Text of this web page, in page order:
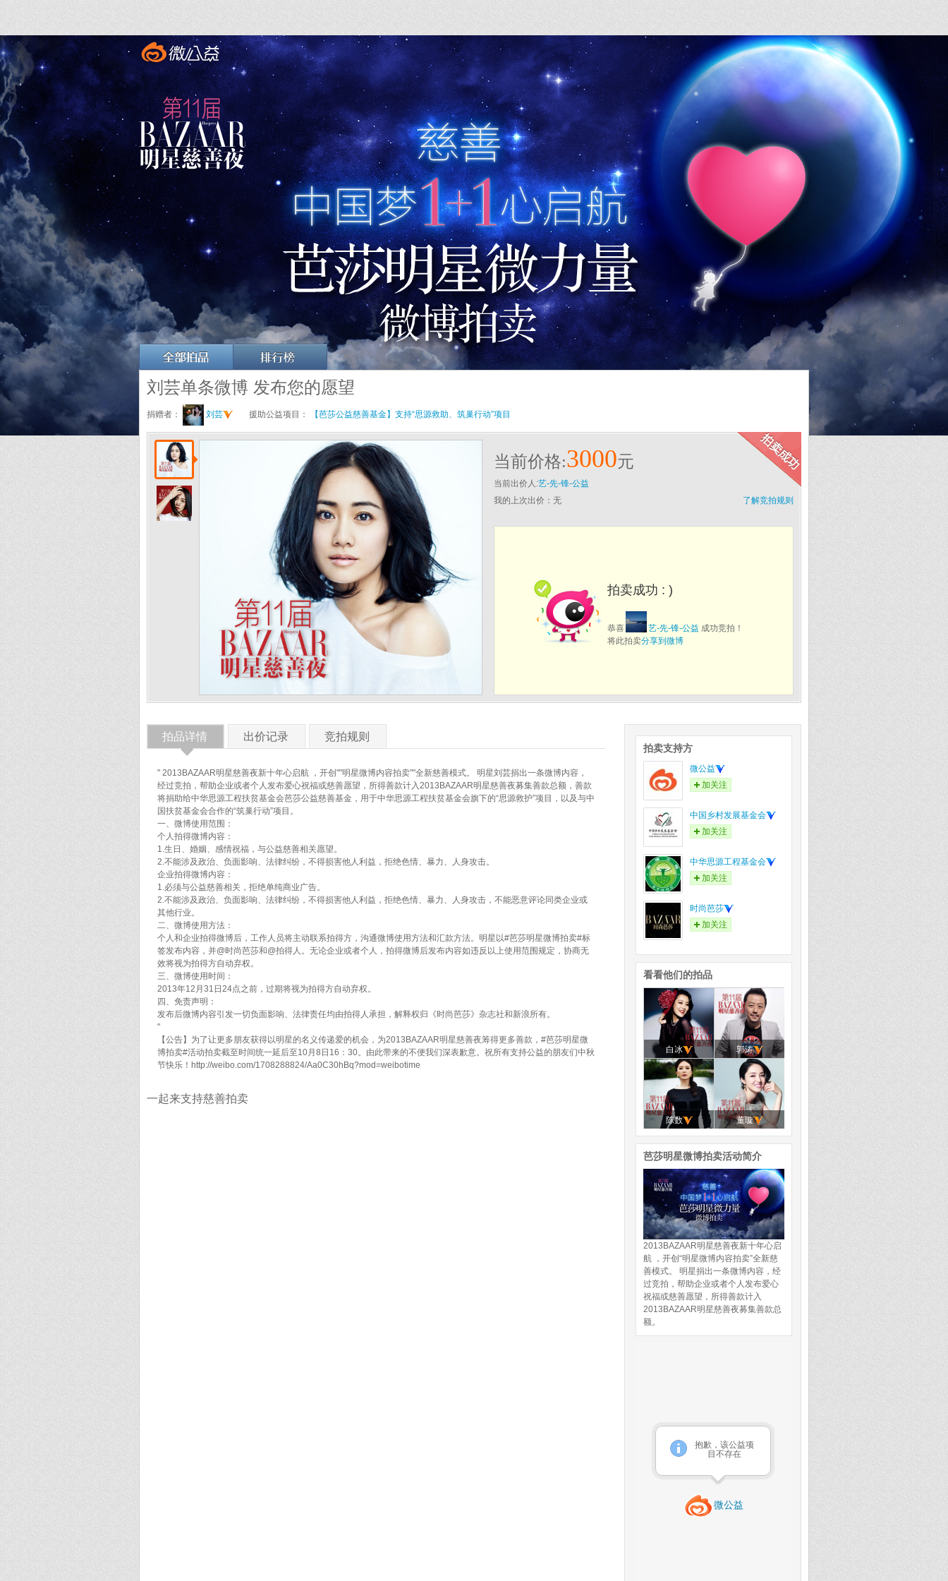
刘芸单条微博 发布您的愿望
捐赠者： 刘芸 援助公益项目： 【芭莎公益慈善基金】支持“思源救助、筑巢行动”项目
当前价格:3000元
当前出价人:艺-先-锋-公益
了解竞拍规则
我的上次出价： 无
拍卖成功 : )
恭喜 艺-先-锋-公益 成功竞拍！
将此拍卖分享到微博
拍品详情
◆
出价记录 竞拍规则
" 2013BAZAAR明星慈善夜新十年心启航 ，开创""明星微博内容拍卖""全新慈善模式。 明星刘芸捐出一条微博内容，
经过竞拍，帮助企业或者个人发布爱心祝福或慈善愿望，所得善款计入2013BAZAAR明星慈善夜募集善款总额，善款
将捐助给中华思源工程扶贫基金会芭莎公益慈善基金，用于中华思源工程扶贫基金会旗下的“思源救护”项目，以及与中
国扶贫基金会合作的“筑巢行动”项目。
一、微博使用范围：
个人拍得微博内容：
1.生日、婚姻、感情祝福，与公益慈善相关愿望。
2.不能涉及政治、负面影响、法律纠纷，不得损害他人利益，拒绝色情、暴力、人身攻击。
企业拍得微博内容：
1.必须与公益慈善相关，拒绝单纯商业广告。
2.不能涉及政治、负面影响、法律纠纷，不得损害他人利益，拒绝色情、暴力、人身攻击，不能恶意评论同类企业或
其他行业。
二、微博使用方法：
个人和企业拍得微博后，工作人员将主动联系拍得方，沟通微博使用方法和汇款方法。明星以#芭莎明星微博拍卖#标
签发布内容，并@时尚芭莎和@拍得人。无论企业或者个人，拍得微博后发布内容如违反以上使用范围规定，协商无
效将视为拍得方自动弃权。
三、微博使用时间：
2013年12月31日24点之前，过期将视为拍得方自动弃权。
四、免责声明：
发布后微博内容引发一切负面影响、法律责任均由拍得人承担，解释权归《时尚芭莎》杂志社和新浪所有。
"
【公告】为了让更多朋友获得以明星的名义传递爱的机会，为2013BAZAAR明星慈善夜筹得更多善款，#芭莎明星微
博拍卖#活动拍卖截至时间统一延后至10月8日16：30。由此带来的不便我们深表歉意。祝所有支持公益的朋友们中秋
节快乐！http://weibo.com/1708288824/Aa0C30hBq?mod=weibotime
一起来支持慈善拍卖
拍卖支持方
微公益
加关注
中国乡村发展基金会
加关注
中华思源工程基金会
加关注
时尚芭莎
加关注
看看他们的拍品
白冰 郭涛
陈数 董璇
芭莎明星微博拍卖活动简介
2013BAZAAR明星慈善夜新十年心启
航 ，开创“明星微博内容拍卖”全新慈
善模式。 明星捐出一条微博内容，经
过竞拍，帮助企业或者个人发布爱心
祝福或慈善愿望，所得善款计入
2013BAZAAR明星慈善夜募集善款总
额。